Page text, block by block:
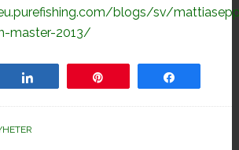
blogs/sv/
master-2013/